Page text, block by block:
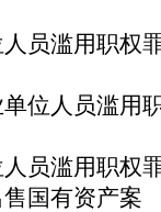
员滥用职权
位人员滥用
员滥用职权
国有资产案